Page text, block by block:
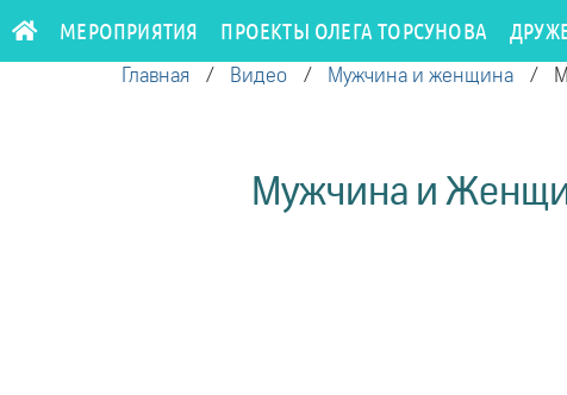
МЕРОПРИЯТИЯ ПРОЕКТЫ ОЛЕГА ТОРСУНОВА
Главная / Видео / Мужчина и женщина /
Мужчина и